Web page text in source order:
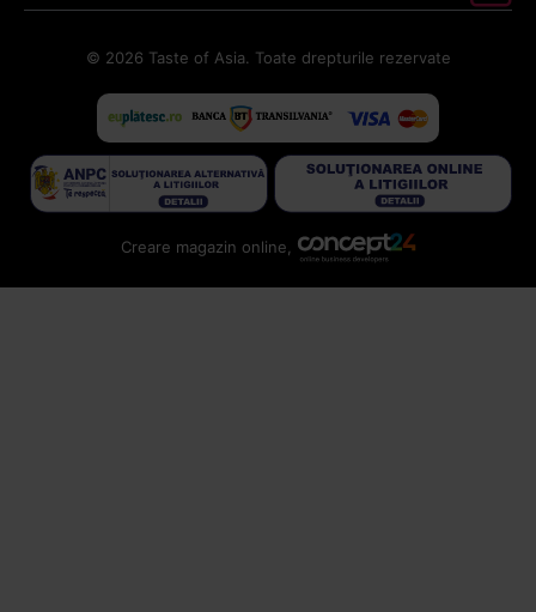
© 2026 Taste of Asia. Toate drepturile rezervate
Creare magazin online,